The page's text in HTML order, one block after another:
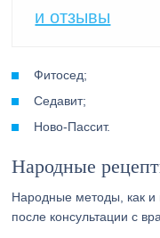
и отзывы
Фитосед;
Седавит;
Ново-Пассит.
Народные
Народные методы, как
после консультации с